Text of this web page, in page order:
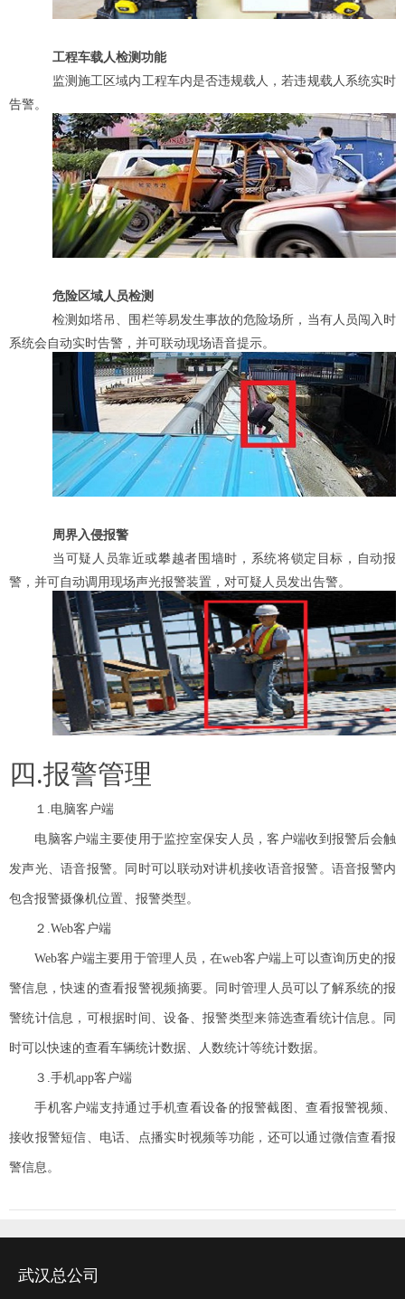
工程车载人检测功能
监测施工区域内工程车内是否违规载人，若违规载人系统实时
告警。
危险区域人员检测
检测如塔吊、围栏等易发生事故的危险场所，当有人员闯入时
系统会自动实时告警，并可联动现场语音提示。
周界入侵报警
当可疑人员靠近或攀越者围墙时，系统将锁定目标，自动报
警，并可自动调用现场声光报警装置，对可疑人员发出告警。
四.报警管理
１.电脑客户端
电脑客户端主要使用于监控室保安人员，客户端收到报警后会触
发声光、语音报警。同时可以联动对讲机接收语音报警。语音报警内
包含报警摄像机位置、报警类型。
２.Web客户端
Web客户端主要用于管理人员，在web客户端上可以查询历史的报
警信息，快速的查看报警视频摘要。同时管理人员可以了解系统的报
警统计信息，可根据时间、设备、报警类型来筛选查看统计信息。同
时可以快速的查看车辆统计数据、人数统计等统计数据。
３.手机app客户端
手机客户端支持通过手机查看设备的报警截图、查看报警视频、
接收报警短信、电话、点播实时视频等功能，还可以通过微信查看报
警信息。
武汉总公司